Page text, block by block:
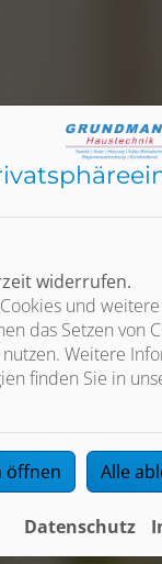
widerrufen.
und
das Setzen von
Weitere
finden Sie in
öffnen Alle
Datenschutz